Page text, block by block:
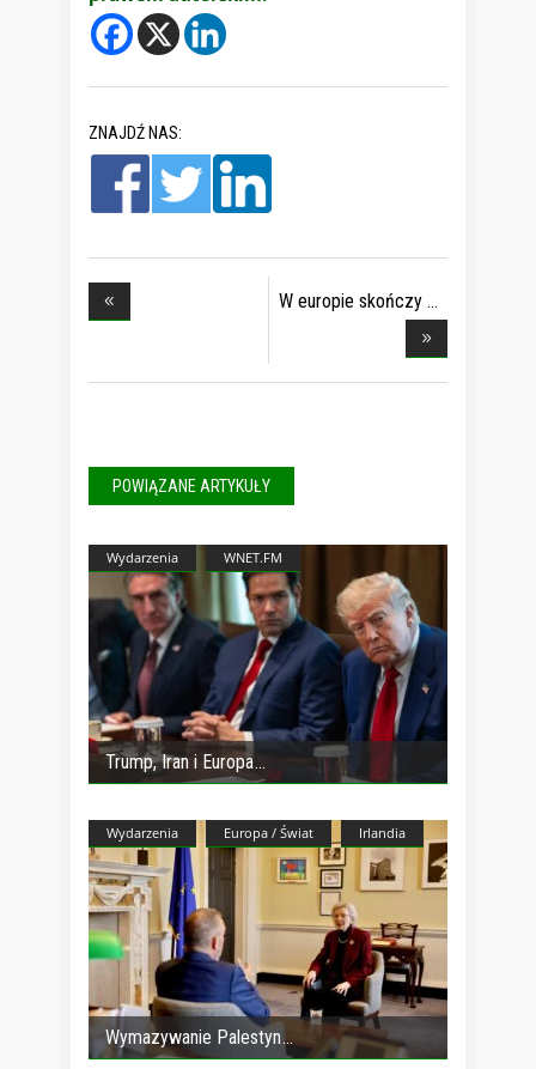
ZNAJDŹ NAS:
W europie skończy
POWIĄZANE ARTYKUŁY
Wydarzenia WNET.FM
Trump, Iran i Europa
Wydarzenia Europa / Świat Irlandia
Wymazywanie Palestyn